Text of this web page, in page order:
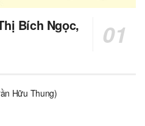
Bích Ngọc,
Hữu Thung)